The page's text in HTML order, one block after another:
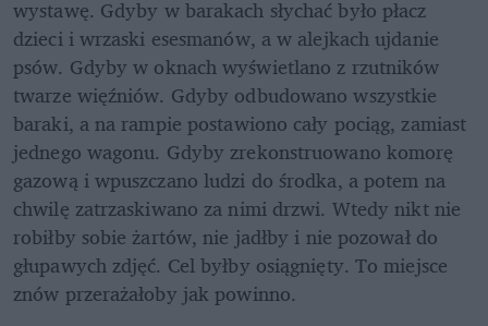
wystawę. Gdyby w barakach słychać było płacz
dzieci i wrzaski esesmanów, a w alejkach ujdanie
psów. Gdyby w oknach wyświetlano z rzutników
twarze więźniów. Gdyby odbudowano wszystkie
baraki, a na rampie postawiono cały pociąg, zamiast
jednego wagonu. Gdyby zrekonstruowano komorę
gazową i wpuszczano ludzi do środka, a potem na
chwilę zatrzaskiwano za nimi drzwi. Wtedy nikt nie
robiłby sobie żartów, nie jadłby i nie pozował do
głupawych zdjęć. Cel byłby osiągnięty. To miejsce
znów przerażałoby jak powinno.